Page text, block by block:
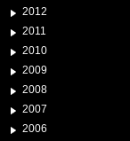
2012
2011
2010
2009
2008
2007
2006